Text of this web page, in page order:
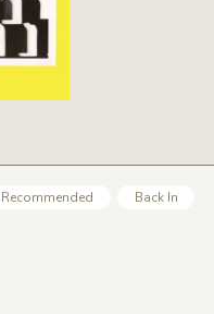
Recommended Back In